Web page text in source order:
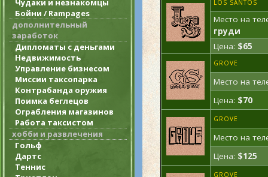
Чудаки и незнакомцы
Бойни / Rampages
дополнительный
заработок
Дипломаты с деньгами
Недвижимость
Управление бизнесом
Миссии таксопарка
Контрабанда оружия
Поимка беглецов
Ограбления магазинов
Работа таксистом
хобби и развлечения
Гольф
Дартс
Теннис
LOS SANTOS
Место на
груди
Цена: $65
GROVE
Место на
Цена: $70
GROVE
Место на
Цена: $125
GROVE